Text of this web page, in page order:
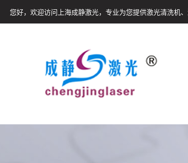
您好，欢迎访问上海成静激光，专业为您提供激光清洗机